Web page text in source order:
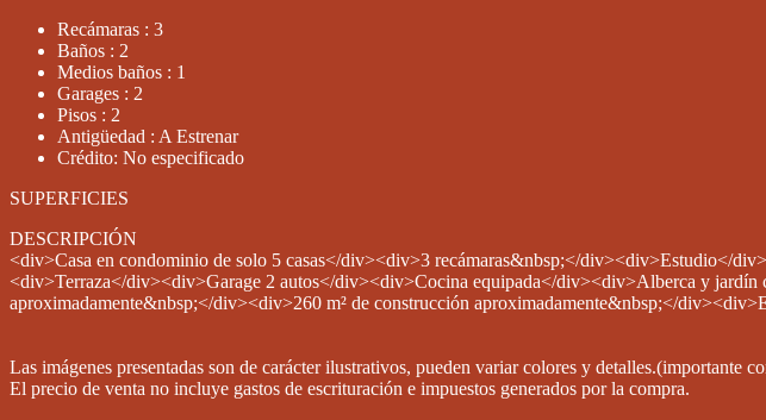
Recámaras : 3
Baños : 2
Medios baños : 1
Garages : 2
Pisos : 2
Antigüedad : A Estrenar
Crédito: No especificado
SUPERFICIES
DESCRIPCIÓN
<div>Casa en condominio de solo 5 casas</div><div>3 recámaras&nbsp;</div><div>Estudio</
<div>Terraza</div><div>Garage 2 autos</div><div>Cocina equipada</div><div>Alberca y
aproximadamente&nbsp;</div><div>260 m² de construcción aproximadamente&nbsp;</
Las imágenes presentadas son de carácter ilustrativos, pueden variar colores y detalles.(importante
El precio de venta no incluye gastos de escrituración e impuestos generados por la compra.